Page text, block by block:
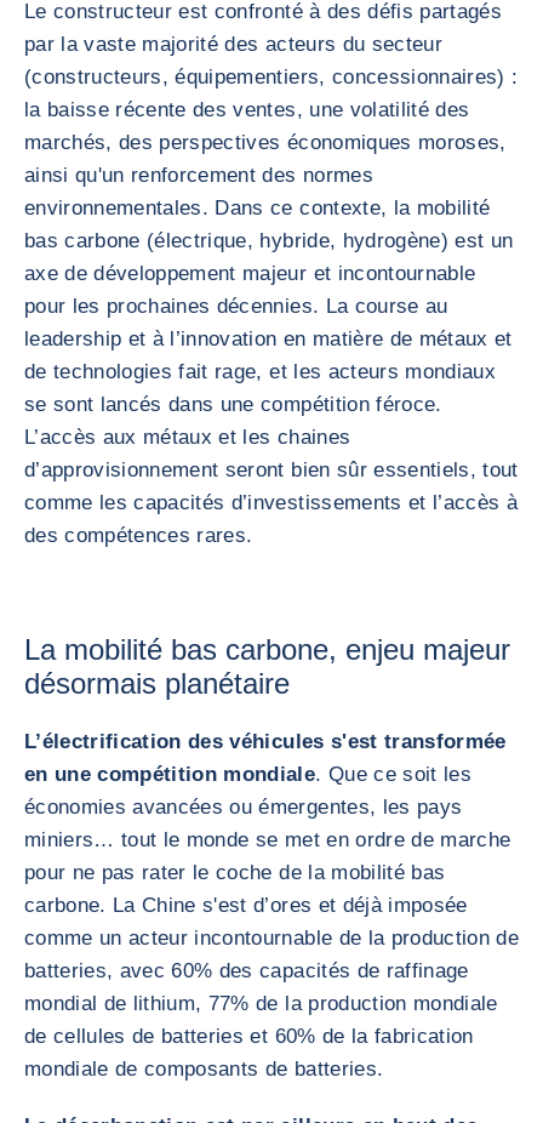
Le constructeur est confronté à des défis partagés
par la vaste majorité des acteurs du secteur
(constructeurs, équipementiers, concessionnaires) :
la baisse récente des ventes, une volatilité des
marchés, des perspectives économiques moroses,
ainsi qu'un renforcement des normes
environnementales. Dans ce contexte, la mobilité
bas carbone (électrique, hybride, hydrogène) est un
axe de développement majeur et incontournable
pour les prochaines décennies. La course au
leadership et à l’innovation en matière de métaux et
de technologies fait rage, et les acteurs mondiaux
se sont lancés dans une compétition féroce.
L’accès aux métaux et les chaines
d’approvisionnement seront bien sûr essentiels, tout
comme les capacités d’investissements et l’accès à
des compétences rares.
La mobilité bas carbone, enjeu majeur
désormais planétaire
L’électrification des véhicules s'est transformée
en une compétition mondiale. Que ce soit les
économies avancées ou émergentes, les pays
miniers… tout le monde se met en ordre de marche
pour ne pas rater le coche de la mobilité bas
carbone. La Chine s'est d’ores et déjà imposée
comme un acteur incontournable de la production de
batteries, avec 60% des capacités de raffinage
mondial de lithium, 77% de la production mondiale
de cellules de batteries et 60% de la fabrication
mondiale de composants de batteries.